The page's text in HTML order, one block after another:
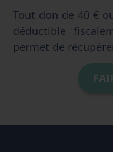
Tout don de 40 €
déductible
permet de